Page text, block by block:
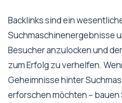
Backlinks sind ein
Suchmaschinenergebnisse
Besucher anzulocken und
zum Erfolg zu verhelfen.
Geheimnisse hinter
erforschen möchten – bauen